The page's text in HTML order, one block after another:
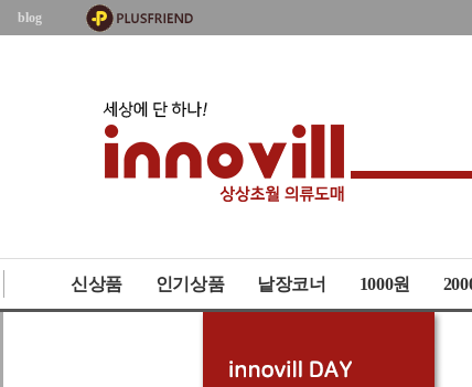
blog
신상품 인기상품 낱장코너 1000원